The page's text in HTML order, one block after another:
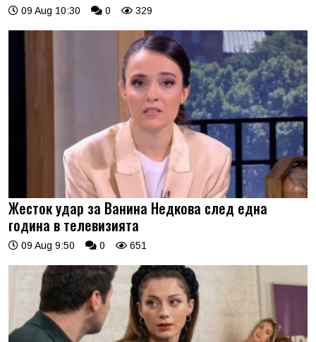
09 Aug 10:30 0 329
Жесток удар за Ванина Недкова след една
година в телевизията
09 Aug 9:50 0 651